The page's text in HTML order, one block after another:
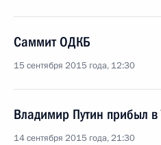
Саммит ОДКБ
15 сентября 2015 года, 12:30
Владимир Путин прибыл в
14 сентября 2015 года, 21:30